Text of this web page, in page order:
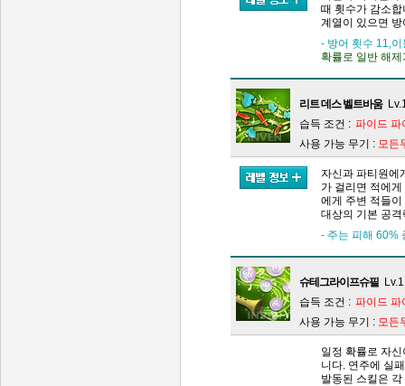
때 횟수가 감소
계열이 있으면
- 방어 횟수 11,
확률로 일반 해
리트 데스 벨트바움
습득 조건 : 파이드 파
사용 가능 무기 : 모든
자신과 파티원에
가 걸리면 적에
에게 주변 적들
대상의 기본 공
- 주는 피해 60%
슈테그라이프슈필
Lv.1
습득 조건 : 파이드 파
사용 가능 무기 : 모든
일정 확률로 자
니다. 연주에 실
발동된 스킬은